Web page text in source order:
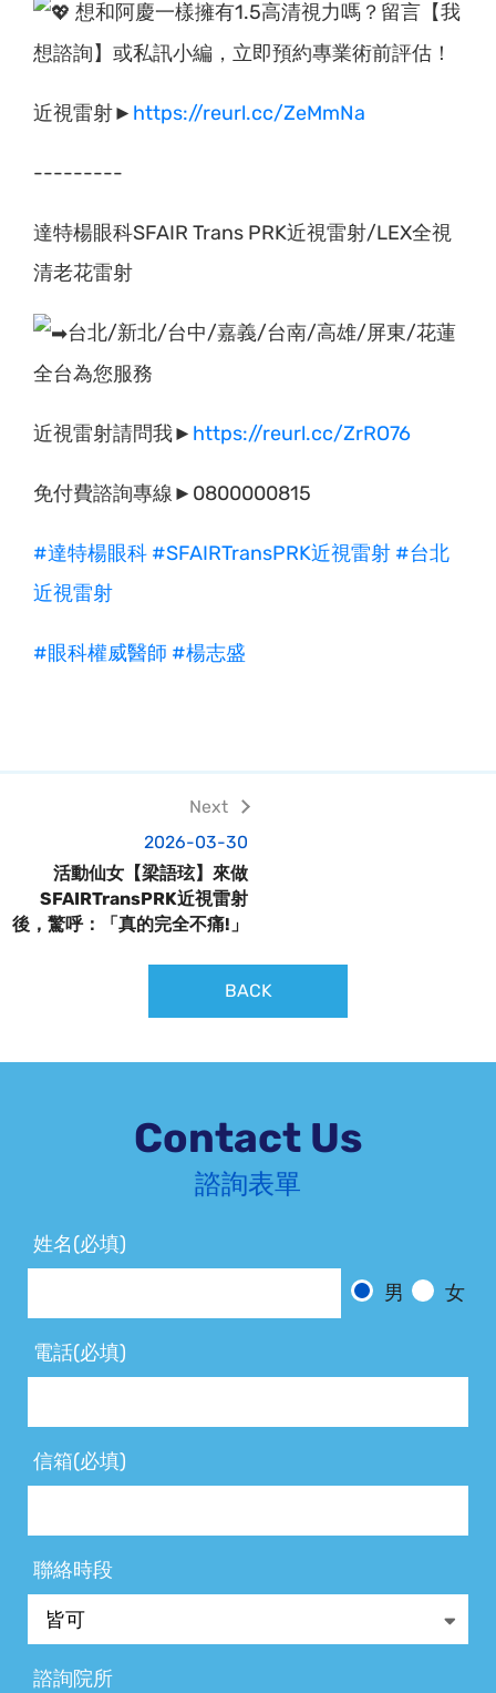
想和阿慶一樣擁有1.5高清視力嗎？留言【我
想諮詢】或私訊小編，立即預約專業術前評估！
近視雷射► https://reurl.cc/ZeMmNa
---------
達特楊眼科SFAIR Trans PRK近視雷射/LEX全視
清老花雷射
台北/新北/台中/嘉義/台南/高雄/屏東/花蓮
全台為您服務
近視雷射請問我► https://reurl.cc/ZrRO76
免付費諮詢專線►0800000815
#達特楊眼科 #SFAIRTransPRK近視雷射 #台北
近視雷射
#眼科權威醫師 #楊志盛
2026-03-30
活動仙女【梁語玹】來做
SFAIRTransPRK近視雷射
後，驚呼：「真的完全不痛!」
BACK
Contact Us
諮詢表單
姓名(必填)
男
女
電話(必填)
信箱(必填)
聯絡時段
諮詢院所